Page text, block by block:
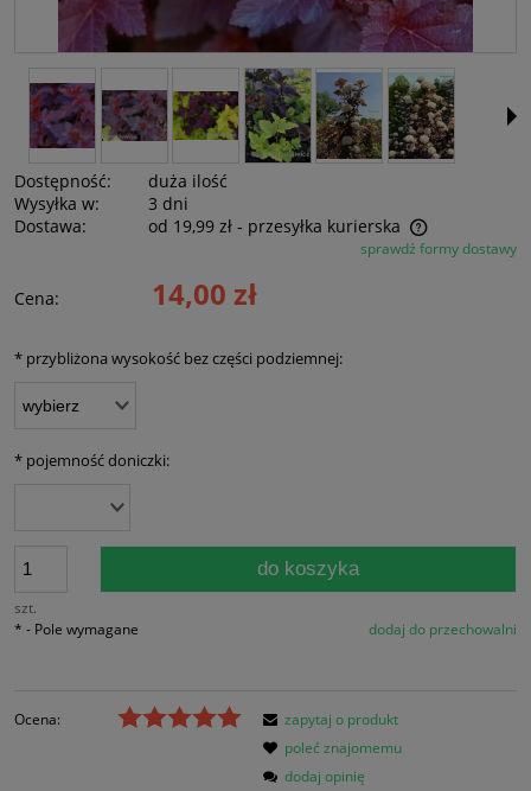
Dostępność:
duża ilość
Wysyłka w:
3 dni
Dostawa:
od 19,99 zł - przesyłka kurierska
Cena nie zawiera ewentualnych kosztów płatnościsprawdź formy dostawy
Cena: 14,00 zł
* przybliżona wysokość bez części podziemnej:
* pojemność doniczki:
szt.
do koszyka
dodaj do przechowalni
* - Pole wymagane
Ocena:
zapytaj o produkt
poleć znajomemu
dodaj opinię